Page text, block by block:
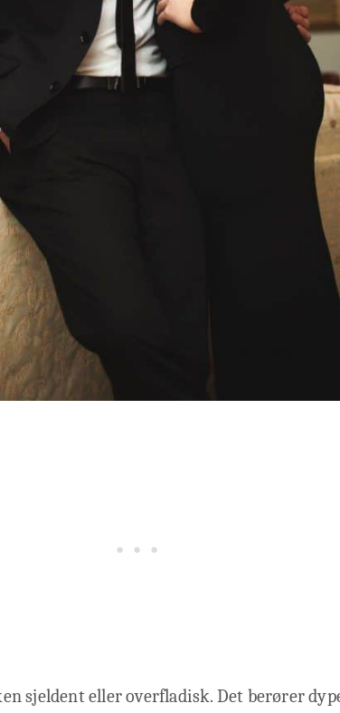
sjeldent eller overfladisk. Det berører